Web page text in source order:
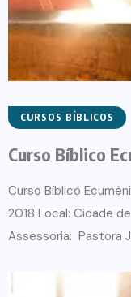
CURSOS BÍBLICOS
Curso Bíblico
Curso Bíblico
2018 Local: Cidade
Assessoria: Pastora